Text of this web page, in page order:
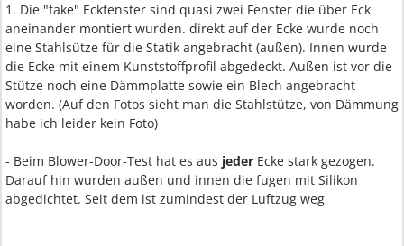
1. Die "fake" Eckfenster sind quasi zwei Fenster die über Eck
aneinander montiert wurden. direkt auf der Ecke wurde noch
eine Stahlsütze für die Statik angebracht (außen). Innen wurde
die Ecke mit einem Kunststoffprofil abgedeckt. Außen ist vor die
Stütze noch eine Dämmplatte sowie ein Blech angebracht
worden. (Auf den Fotos sieht man die Stahlstütze, von Dämmung
habe ich leider kein Foto)
- Beim Blower-Door-Test hat es aus jeder Ecke stark gezogen.
Darauf hin wurden außen und innen die fugen mit Silikon
abgedichtet. Seit dem ist zumindest der Luftzug weg